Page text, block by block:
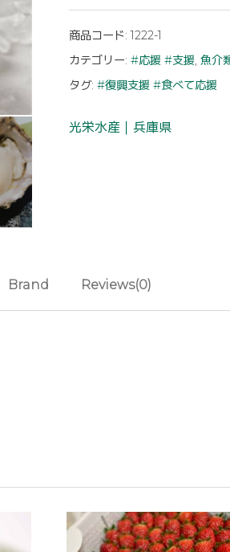
商品コード:1222-1
カテゴリー: #応援 #支援 魚介
タグ: #復興支援 #食べて応援
光栄水産｜兵庫県
Brand Reviews(0)